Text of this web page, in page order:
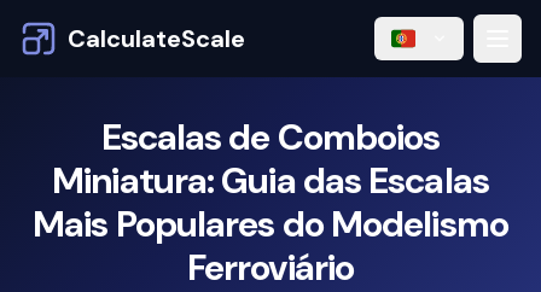
CalculateScale
Escalas de Comboios
Miniatura: Guia das Escalas
Mais Populares do Modelismo
Ferroviário